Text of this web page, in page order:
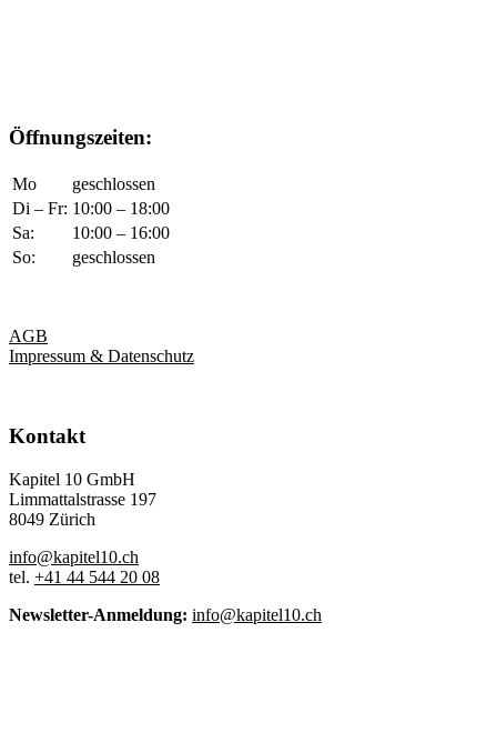
Öffnungszeiten:
Mo
geschlossen
Di – Fr: 10:00 – 18:00
Sa:
10:00 – 16:00
So:
geschlossen
AGB
Impressum & Datenschutz
Kontakt
Kapitel 10 GmbH
Limmattalstrasse 197
8049 Zürich
info@kapitel10.ch
tel. +41 44 544 20 08
Newsletter-Anmeldung: info@kapitel10.ch